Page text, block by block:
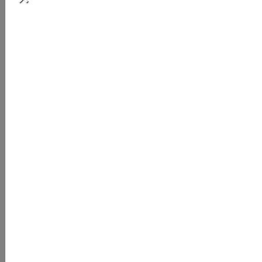
در ساخت قسمت نشیمن این محصول می تواند نشیمن بسیار راحتی را
چه راحت تری را برای شما به ارمغان آورد.دوخت های منظم به کار رفته بر
که می تواند خیال شما را از بابت کیفیت ساخت هر چه بهتر این مبلمان